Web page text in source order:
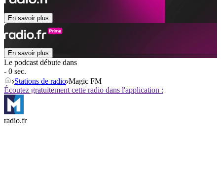
En savoir plus
En savoir plus
Le podcast débute dans
- 0 sec.
Stations de radio Magic FM
Écoutez gratuitement cette radio dans l'application :
radio.fr